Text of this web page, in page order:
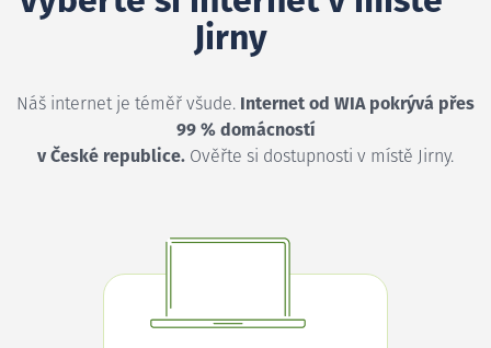
Jirny
Náš internet je téměř všude. Internet od WIA pokrývá přes
99 % domácností
v České republice. Ověřte si dostupnosti v místě Jirny.